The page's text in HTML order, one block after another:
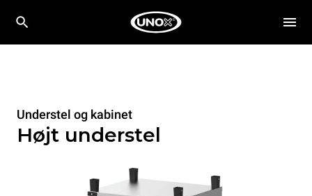
Understel og kabinet
Højt understel